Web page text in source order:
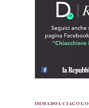
IMMADOLCIAGOGO